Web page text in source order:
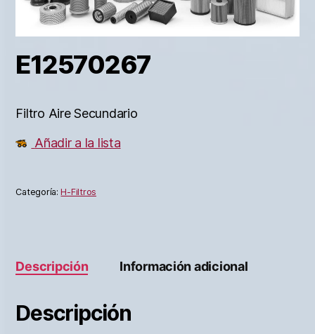
E12570267
Filtro Aire Secundario
Añadir a la lista
Categoría:H-Filtros
Descripción Información adicional
Descripción